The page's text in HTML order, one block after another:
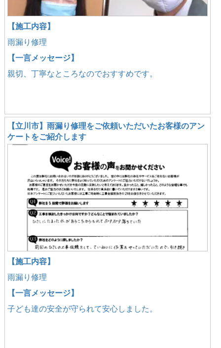
【施工内容】
雨漏り修理
【一言メッセージ】
親切、丁寧なところなのでおすすめです。
【立川市】雨漏り修理をご依頼いただいたお客様のアン
ケートをご紹介します
【施工内容】
雨漏り修理
【一言メッセージ】
子ども達の安全が守られて安心しました。